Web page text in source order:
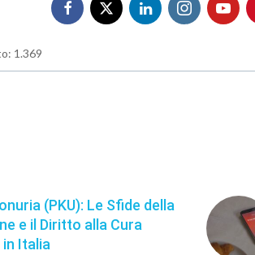
1.369
(PKU): Le Sfide della
e il Diritto alla Cura
Italia